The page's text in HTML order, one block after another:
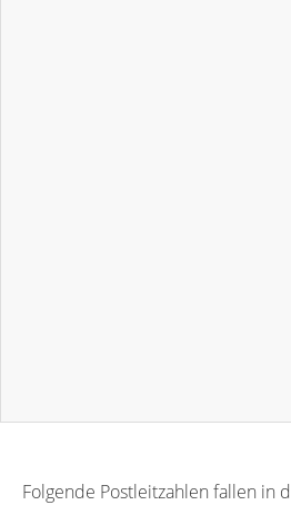
Folgende Postleitzahlen fallen in